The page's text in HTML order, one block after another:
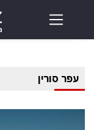
עפר סורין